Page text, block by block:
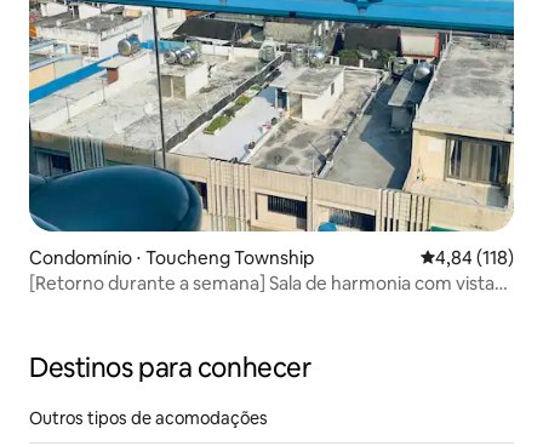
Condomínio ⋅ Toucheng Township 4,84 de uma
4,84 (118)
[Retorno durante a semana] Sala de harmonia com vista
quadrados.300 metros do mar
Destinos para conhecer
Outros tipos de acomodações